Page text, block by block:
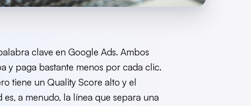
clave en Google Ads. Ambos
y paga bastante menos por cada clic.
tiene un Quality Score alto y el
a menudo, la línea que separa una